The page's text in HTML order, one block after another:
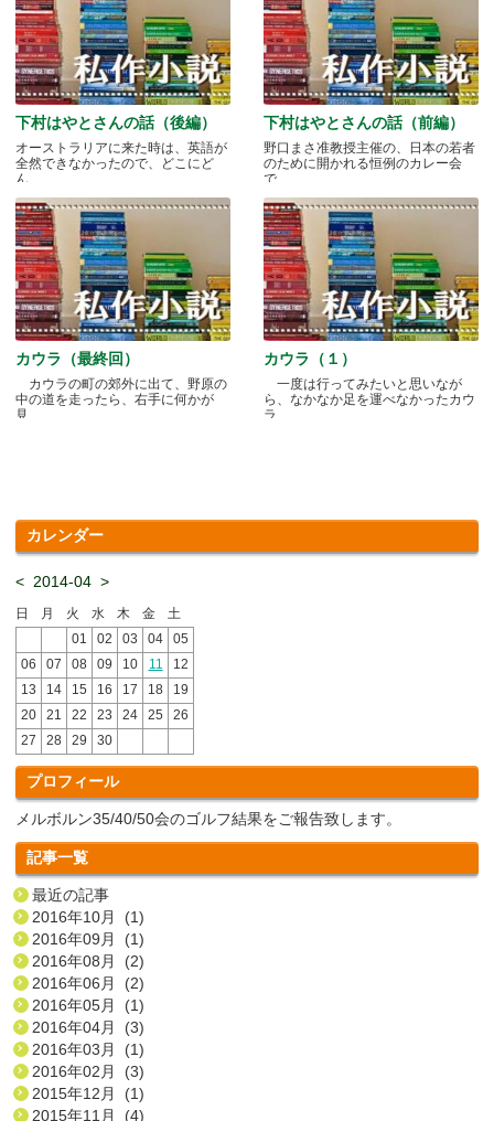
下村はやとさんの話（後編）
オーストラリアに来た時は、英語が
全然できなかったので、どこにど
ん.....
下村はやとさんの話（前編）
野口まさ准教授主催の、日本の若者
のために開かれる恒例のカレー会
で.....
カウラ（最終回）
カウラの町の郊外に出て、野原の
中の道を走ったら、右手に何かが
見.....
カウラ（１）
一度は行ってみたいと思いなが
ら、なかなか足を運べなかったカウ
ラ.....
カレンダー
< 2014-04 >
日 月 火 水 木 金
土
01
02 03 04
05
06
07 08 09 10 11
12
13
14 15 16 17 18
19
20
21 22 23 24 25
26
27
28 29 30
プロフィール
メルボルン35/40/50会のゴルフ結果をご報告致します。
記事一覧
最近の記事
2016年10月 (1)
2016年09月 (1)
2016年08月 (2)
2016年06月 (2)
2016年05月 (1)
2016年04月 (3)
2016年03月 (1)
2016年02月 (3)
2015年12月 (1)
2015年11月 (4)